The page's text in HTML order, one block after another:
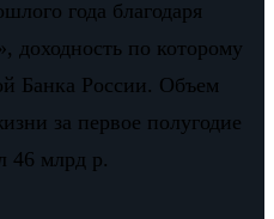
года благодаря
доходность по которому
Банка России. Объем
за первое полугодие
46 млрд р.